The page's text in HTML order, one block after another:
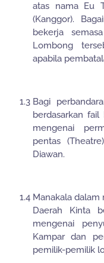
atas nama Eu
(Kanggor).
bekerja
Lombong
apabila
1.3 Bagi
berdasarkan fail
mengenai
pentas
Diawan.
1.4 Manakala dalam
Daerah Kinta
mengenai
Kampar dan
pemilik-pemilik